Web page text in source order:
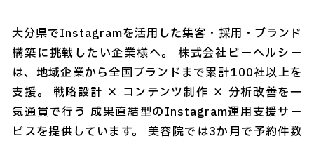
大分県でInstagramを活用した集客・採用・ブランド
構築に挑戦したい企業様へ。 株式会社ビーヘルシー
は、地域企業から全国ブランドまで累計100社以上を
支援。 戦略設計 × コンテンツ制作 × 分析改善を一
気通貫で行う 成果直結型のInstagram運用支援サー
ビスを提供しています。 美容院では3か月で予約件数